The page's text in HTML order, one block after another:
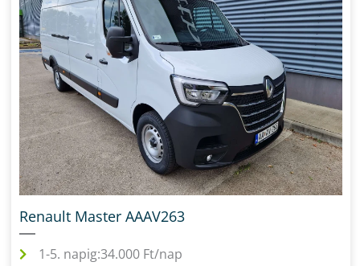
Renault Master AAAV263
1-5. napig:34.000 Ft/nap